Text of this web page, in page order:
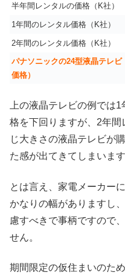
半年間レンタルの価格（K社）
1年間のレンタル価格（K社）
2年間のレンタル価格（K社）
パナソニックの24型液晶テレビ
価格）
上の液晶テレビの例では
格を下回りますが、2年間
じ大きさの液晶テレビが
た感が出てきてしまいます
とは言え、家電メーカー
かなりの幅がありますし
慮すべきで事柄ですので
せん。
期間限定の仮住まいのた